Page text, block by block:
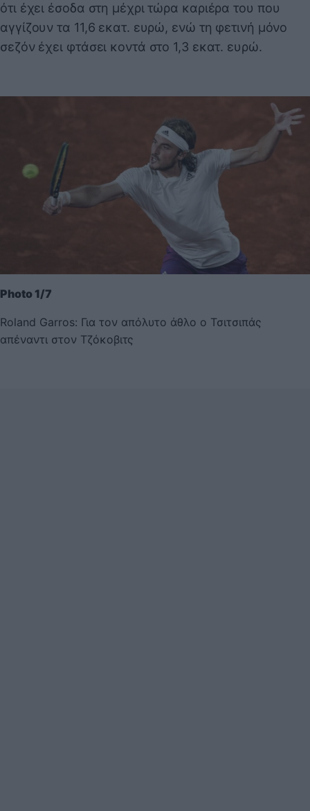
ότι έχει έσοδα στη μέχρι τώρα καριέρα του που
αγγίζουν τα 11,6 εκατ. ευρώ, ενώ τη φετινή μόνο
σεζόν έχει φτάσει κοντά στο 1,3 εκατ. ευρώ.
Photo 1/7
Roland Garros: Για τον απόλυτο άθλο ο Τσιτσιπάς
απέναντι στον Τζόκοβιτς